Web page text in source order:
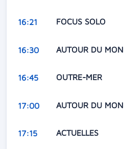
16:21 FOCUS SOLO
16:30 AUTOUR DU
16:45 OUTRE-MER
17:00 AUTOUR DU
17:15 ACTUELLES